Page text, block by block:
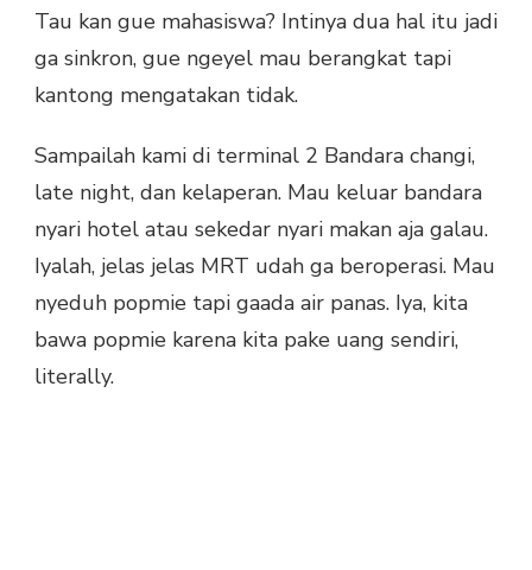
AIRPORT
Tau kan gue mahasiswa? Intinya dua hal itu jadi
ga sinkron, gue ngeyel mau berangkat tapi
kantong mengatakan tidak.
Sampailah kami di terminal 2 Bandara changi,
late night, dan kelaperan. Mau keluar bandara
nyari hotel atau sekedar nyari makan aja galau.
Iyalah, jelas jelas MRT udah ga beroperasi. Mau
nyeduh popmie tapi gaada air panas. Iya, kita
bawa popmie karena kita pake uang sendiri,
literally.